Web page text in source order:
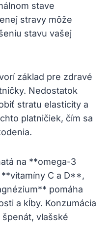
stave
⁤stravy ‍môže
stavu vašej
⁢základ pre zdravé
Nedostatok
stratu elasticity a
⁤platničiek, čím sa
na **omega-3
C a ⁣D**,
pomáha
a kĺby. Konzumácia⁣
vlašské